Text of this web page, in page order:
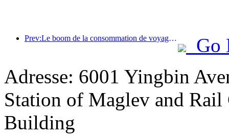
Prev:Le boom de la consommation de voyages d'été s'accélère, le marché du tourisme culturel innove et se modernise
Go
Adresse: 6001 Yingbin
Station of Maglev and
Building